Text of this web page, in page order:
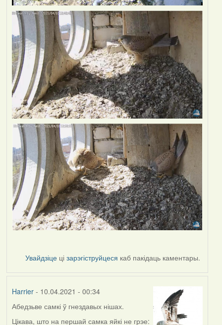
Увайдзіце цізарэгіструйцеся каб пакідаць каментары.
Harrier- 10.04.2021 - 00:34
Абедзьве самкі ў гнездавых нішах.
Цікава, што на першай самка яйкі не грэе: